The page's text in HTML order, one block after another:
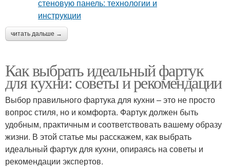
читать дальше →
Как выбрать идеальный фартук
для кухни: советы и рекомендации
Выбор правильного фартука для кухни – это не просто
вопрос стиля, но и комфорта. Фартук должен быть
удобным, практичным и соответствовать вашему образу
жизни. В этой статье мы расскажем, как выбрать
идеальный фартук для кухни, опираясь на советы и
рекомендации экспертов.